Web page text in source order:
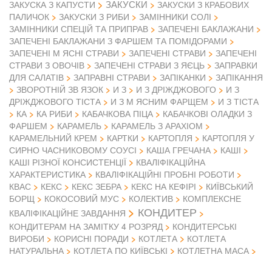
ЗАКУСКА З КАПУСТИ
ЗАКУСКИ
ЗАКУСКИ З КРАБОВИХ
ПАЛИЧОК
ЗАКУСКИ З РИБИ
ЗАМІННИКИ СОЛІ
ЗАМІННИКИ СПЕЦІЙ ТА ПРИПРАВ
ЗАПЕЧЕНІ БАКЛАЖАНИ
ЗАПЕЧЕНІ БАКЛАЖАНИ З ФАРШЕМ ТА ПОМІДОРАМИ
ЗАПЕЧЕНІ М ЯСНІ СТРАВИ
ЗАПЕЧЕНІ СТРАВИ
ЗАПЕЧЕНІ
СТРАВИ З ОВОЧІВ
ЗАПЕЧЕНІ СТРАВИ З ЯЄЦЬ
ЗАПРАВКИ
ДЛЯ САЛАТІВ
ЗАПРАВНІ СТРАВИ ЗАПІКАНКИ
ЗАПІКАННЯ
ЗВОРОТНІЙ ЗВ ЯЗОК
И З И З ДРІЖДЖОВОГО
И З
ДРІЖДЖОВОГО ТІСТА
И З М ЯСНИМ ФАРЩЕМ
И З ТІСТА
КА
КА РИБИ КАБАЧКОВА ПІЦА
КАБАЧКОВІ ОЛАДКИ З
ФАРШЕМ
КАРАМЕЛЬ
КАРАМЕЛЬ З АРАХІОМ
КАРАМЕЛЬНИЙ КРЕМ
КАРТКИ КАРТОПЛЯ
КАРТОПЛЯ У
СИРНО ЧАСНИКОВОМУ СОУСІ
КАША ГРЕЧАНА
КАШІ
КАШІ РІЗНОЇ КОНСИСТЕНЦІЇ
КВАЛІФІКАЦІЙНА
ХАРАКТЕРИСТИКА
КВАЛІФІКАЦІЙНІ ПРОБНІ РОБОТИ
КВАС
КЕКС КЕКС ЗЕБРА КЕКС НА КЕФІРІ
КИЇВСЬКИЙ
БОРЩ
КОКОСОВИЙ МУС КОЛЕКТИВ
КОМПЛЕКСНЕ
КВАЛІФІКАЦІЙНЕ ЗАВДАННЯ
КОНДИТЕР
КОНДИТЕРАМ НА ЗАМІТКУ 4 РОЗРЯД
КОНДИТЕРСЬКІ
ВИРОБИ
КОРИСНІ ПОРАДИ КОТЛЕТА
КОТЛЕТА
НАТУРАЛЬНА
КОТЛЕТА ПО КИЇВСЬКІ
КОТЛЕТНА МАСА